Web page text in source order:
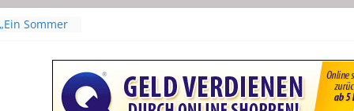
Sommer
| Mit
Bouzid
Voice of